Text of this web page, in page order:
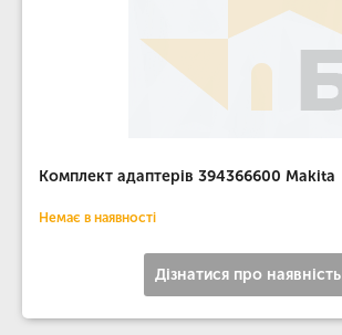
Комплект адаптерів 394366600 Makita
Немає в наявності
Дізнатися про наявність